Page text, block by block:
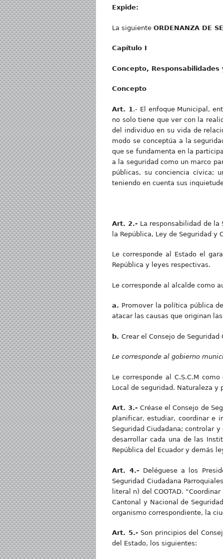
Expide:
La siguiente ORDENANZA DE
Capítulo I
Concepto, Responsabilidades
Concepto
Art. 1 .- El enfoque Municipal,
no solo tiene que ver con la
del individuo en su vida de
modo se conceptúa a la
que se fundamenta en la
a la seguridad como un marco
públicas, su conciencia cívica;
teniendo en cuenta sus
Art. 2.- La responsabilidad de la
la República, Ley de Seguridad y
Le corresponde al Estado el
República y leyes respectivas.
Le corresponde al alcalde como
a. Promover la política pública
atacar las causas que originan
b. Crear el Consejo de Seguridad
Le corresponde al gobierno
Le corresponde al C.S.C.M
Local de seguridad. Naturaleza y
Art. 3.-Créase el Consejo de
planificar, estudiar, coordinar e
Seguridad Ciudadana; controlar
desarrollar cada una de las
República del Ecuador y demás
Art. 4.- Deléguese a los
Seguridad Ciudadana
literal n) del COOTAD.
Cantonal y Nacional de
organismo correspondiente, la
Art. 5.- Son principios del
del Estado, los siguientes: